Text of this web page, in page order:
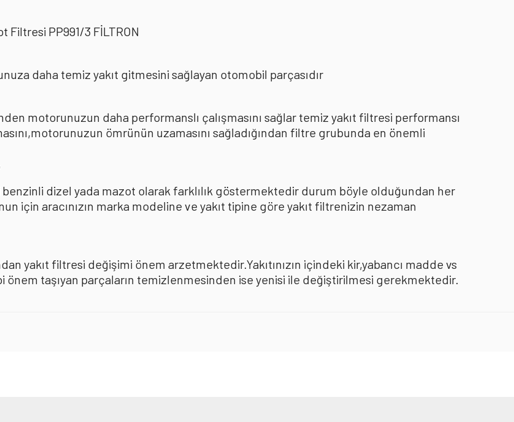
Filtresi PP991/3 FİLTRON
daha temiz yakıt gitmesini sağlayan otomobil parçasıdır
motorunuzun daha performanslı çalışmasını sağlar temiz yakıt filtresi performansı
ömrünün uzamasını sağladığından filtre grubunda en önemli
benzinli dizel yada mazot olarak farklılık göstermektedir durum böyle olduğundan her
için aracınızın marka modeline ve yakıt tipine göre yakıt filtrenizin nezaman
yakıt filtresi değişimi önem arzetmektedir.Yakıtınızın içindeki kir,yabancı madde vs
taşıyan parçaların temizlenmesinden ise yenisi ile değiştirilmesi gerekmektedir.